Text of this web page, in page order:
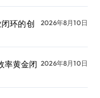
环的创
2026年8月10日
率黄金闭 2026年8月10日